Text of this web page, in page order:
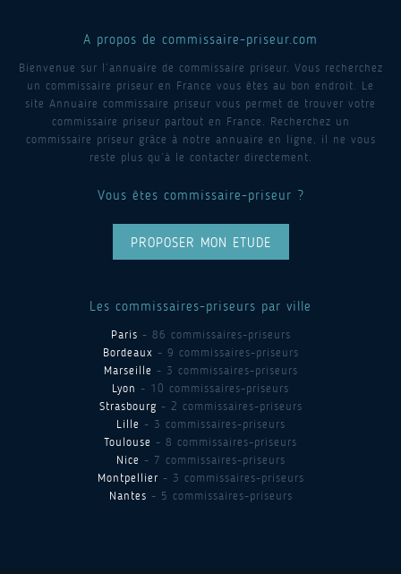
A propos de commissaire-priseur.com
Bienvenue sur l’annuaire de commissaire priseur. Vous recherchez
un commissaire priseur en France vous êtes au bon endroit. Le
site Annuaire commissaire priseur vous permet de trouver votre
commissaire priseur partout en France. Recherchez un
commissaire priseur grâce à notre annuaire en ligne, il ne vous
reste plus qu’à le contacter directement.
Vous êtes commissaire-priseur ?
PROPOSER MON ETUDE
Les commissaires-priseurs par ville
Paris - 86 commissaires-priseurs
Bordeaux - 9 commissaires-priseurs
Marseille - 3 commissaires-priseurs
Lyon - 10 commissaires-priseurs
Strasbourg - 2 commissaires-priseurs
Lille - 3 commissaires-priseurs
Toulouse - 8 commissaires-priseurs
Nice - 7 commissaires-priseurs
Montpellier - 3 commissaires-priseurs
Nantes - 5 commissaires-priseurs